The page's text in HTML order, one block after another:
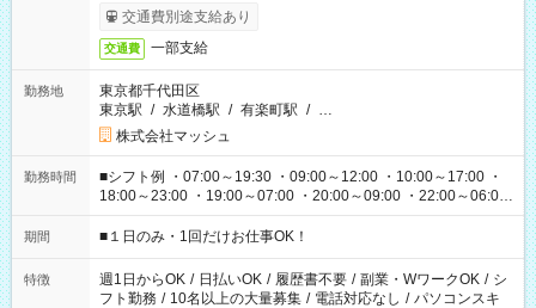
交通費別途支給あり
交通費 一部支給
勤務地
東京都千代田区
東京駅 / 水道橋駅 / 有楽町駅 / …
株式会社マッシュ
勤務時間
■シフト例 ・07:00～19:30 ・09:00～12:00 ・10:00～17:00 ・
18:00～23:00 ・19:00～07:00 ・20:00～09:00 ・22:00～06:00
etc ★最短で3時間で5,120円のお仕事から 15時間で2万円近く稼
げるお仕事も！ ご希望のお時間に合わせてご紹介！ ※シフトは
ください！
期間 ■１日のみ・1回だけお仕事OK！
特徴 週1日からOK / 日払いOK / 履歴書不要 / 副業・WワークOK / シ
フト勤務 / 10名以上の大量募集 / 電話対応なし / パソコンスキ